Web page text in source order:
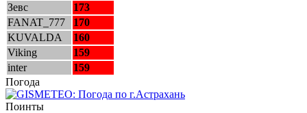
Зевс
173
FANAT_777
170
KUVALDA
160
Viking
159
inter
159
Погода
Поинты